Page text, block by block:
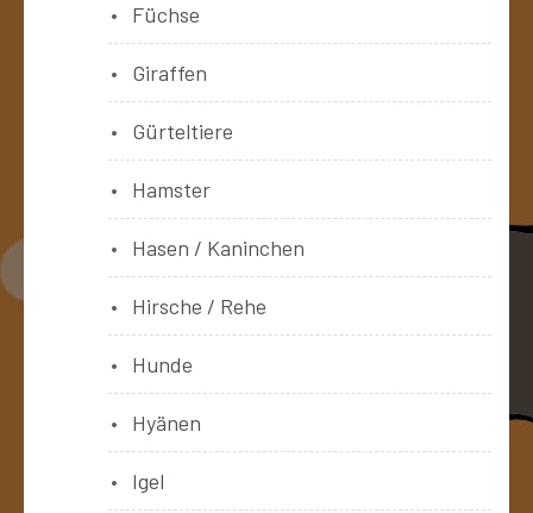
Füchse
Giraffen
Gürteltiere
Hamster
Hasen / Kaninchen
Hirsche / Rehe
Hunde
Hyänen
Igel